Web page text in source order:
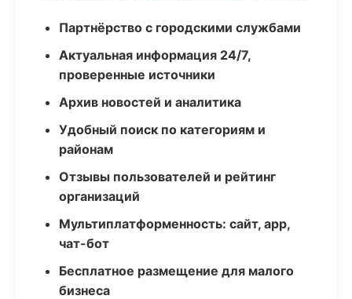
Партнёрство с городскими службами
Актуальная информация 24/7,
проверенные источники
Архив новостей и аналитика
Удобный поиск по категориям и
районам
Отзывы пользователей и рейтинг
организаций
Мультиплатформенность: сайт, app,
чат-бот
Бесплатное размещение для малого
бизнеса